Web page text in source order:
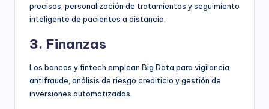
precisos, personalización de tratamientos y seguimiento
inteligente de pacientes a distancia.
3. Finanzas
Los bancos y fintech emplean Big Data para vigilancia
antifraude, análisis de riesgo crediticio y gestión de
inversiones automatizadas.